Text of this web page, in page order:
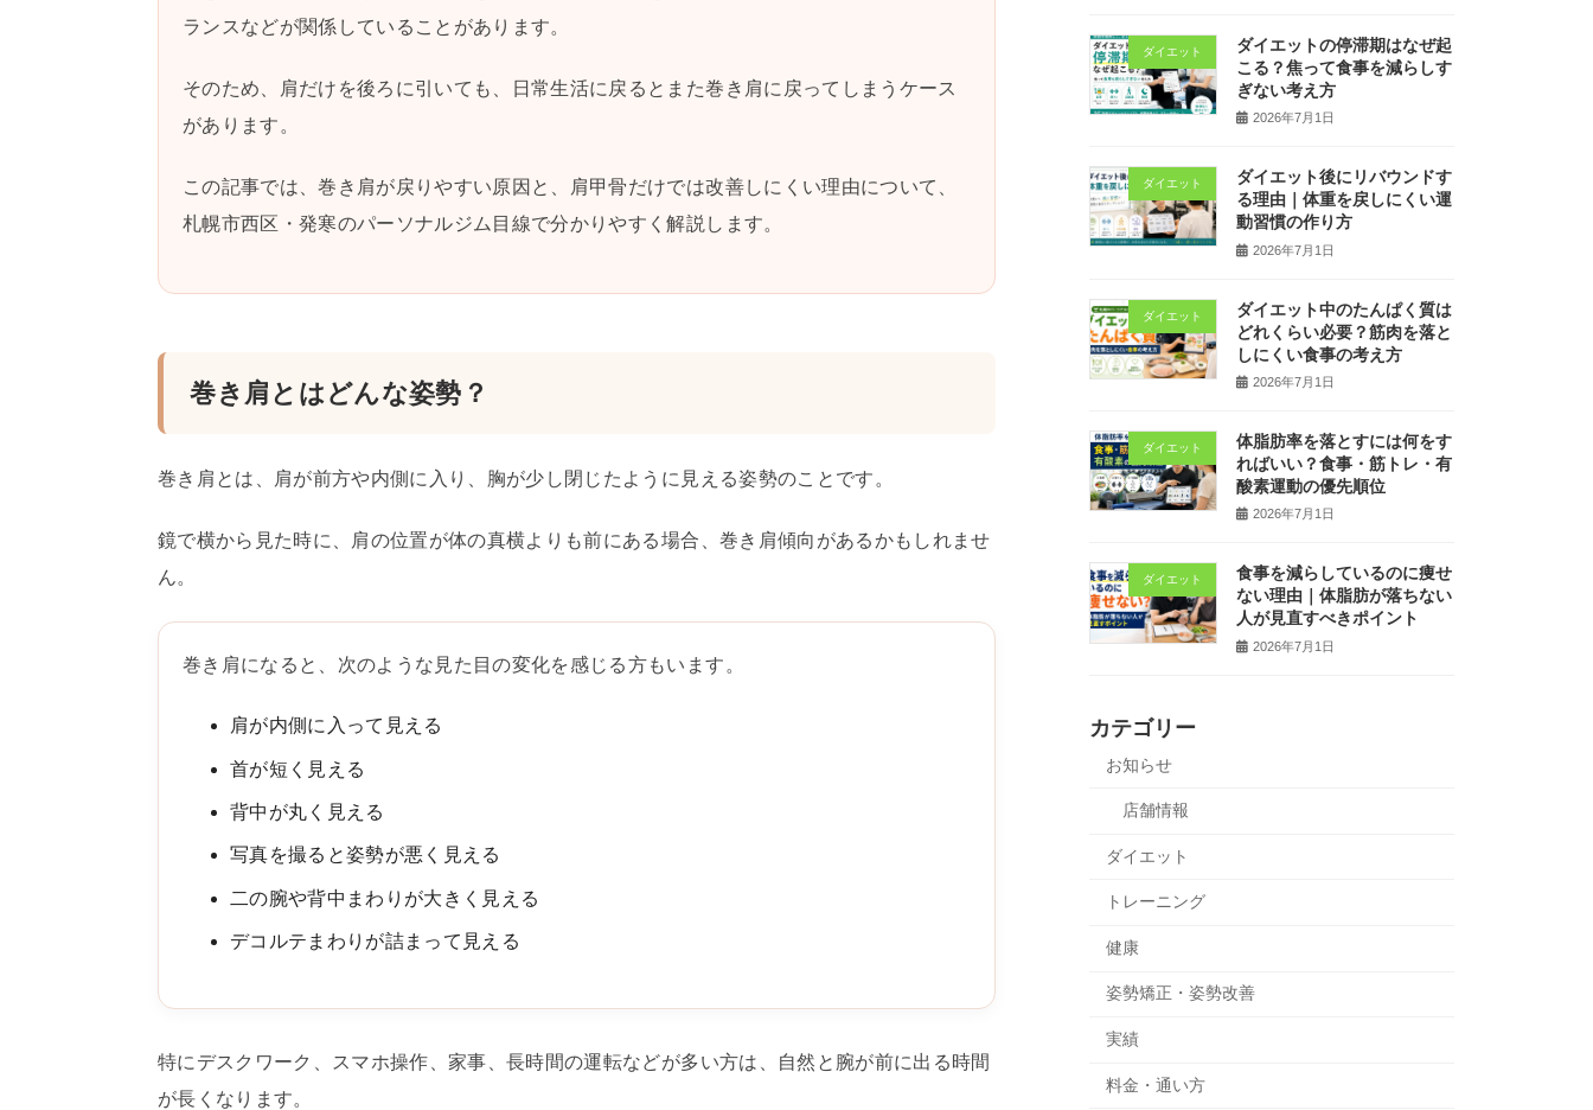
ランスなどが関係していることがあります。
そのため、肩だけを後ろに引いても、日常生活に戻るとまた巻き肩に戻ってしまうケース
があります。
この記事では、巻き肩が戻りやすい原因と、肩甲骨だけでは改善しにくい理由について、
札幌市西区・発寒のパーソナルジム目線で分かりやすく解説します。
巻き肩とはどんな姿勢？
巻き肩とは、肩が前方や内側に入り、胸が少し閉じたように見える姿勢のことです。
鏡で横から見た時に、肩の位置が体の真横よりも前にある場合、巻き肩傾向があるかもしれませ
ん。
巻き肩になると、次のような見た目の変化を感じる方もいます。
肩が内側に入って見える
首が短く見える
背中が丸く見える
写真を撮ると姿勢が悪く見える
二の腕や背中まわりが大きく見える
デコルテまわりが詰まって見える
特にデスクワーク、スマホ操作、家事、長時間の運転などが多い方は、自然と腕が前に出る時間
が長くなります。
ダイエット
ダイエットの停滞期はなぜ起
こる？焦って食事を減らしす
ぎない考え方
2026年7月1日
ダイエット
ダイエット後にリバウンドす
る理由｜体重を戻しにくい運
動習慣の作り方
2026年7月1日
ダイエット
ダイエット中のたんぱく質は
どれくらい必要？筋肉を落と
しにくい食事の考え方
2026年7月1日
ダイエット
体脂肪率を落とすには何をす
ればいい？食事・筋トレ・有
酸素運動の優先順位
2026年7月1日
ダイエット
食事を減らしているのに痩せ
ない理由｜体脂肪が落ちない
人が見直すべきポイント
2026年7月1日
カテゴリー
お知らせ
店舗情報
ダイエット
トレーニング
健康
姿勢矯正・姿勢改善
実績
料金・通い方